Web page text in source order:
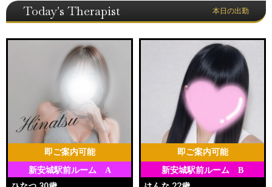
Today's Therapist 本日の出勤
新安城駅前ルーム A
即ご案内可能
新安城駅前ルーム B
即ご案内可能